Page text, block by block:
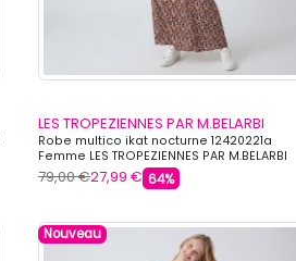
LES TROPEZIENNES PAR M.BELARBI
Robe multico ikat nocturne 12420221a
Femme LES TROPEZIENNES PAR M.BELARBI
79,00 €27,99 € 64%
Nouveau